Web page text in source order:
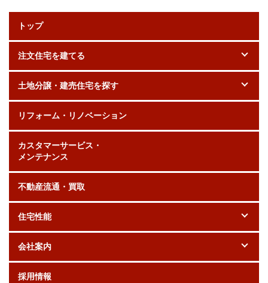
トップ
注文住宅を建てる
土地分譲・建売住宅を探す
リフォーム・リノベーション
カスタマーサービス・
メンテナンス
不動産流通・買取
住宅性能
会社案内
採用情報